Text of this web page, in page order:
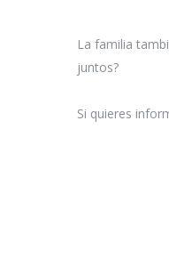
La familia
juntos?
Si quieres